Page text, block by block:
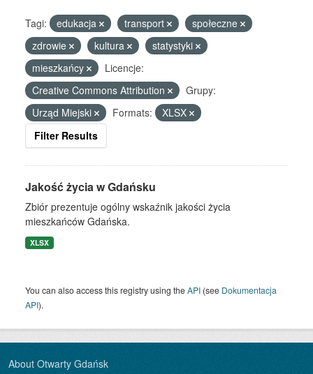
Tagi: edukacja transport
społeczne
zdrowie
kultura
statystyki
mieszkańcy
Licencje:
Creative Commons Attribution
Grupy:
Urząd Miejski
Formats:
XLSX
Filter Results
Jakość życia w Gdańsku
Zbiór prezentuje ogólny wskaźnik jakości życia
mieszkańców Gdańska.
XLSX
You can also access this registry using theAPI (see Dokumentacja
API).
About Otwarty Gdańsk